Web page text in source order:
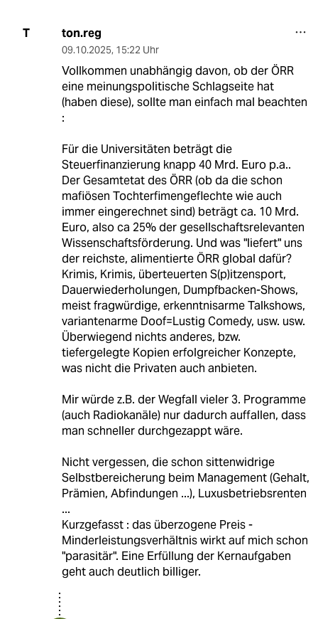
T ton.reg
09.10.2025, 15:22 Uhr
Vollkommen unabhängig davon, ob der ÖRR
eine meinungspolitische Schlagseite hat
(haben diese), sollte man einfach mal beachten
:
Für die Universitäten beträgt die
Steuerfinanzierung knapp 40 Mrd. Euro p.a..
Der Gesamtetat des ÖRR (ob da die schon
mafiösen Tochterfimengeflechte wie auch
immer eingerechnet sind) beträgt ca. 10 Mrd.
Euro, also ca 25% der gesellschaftsrelevanten
Wissenschaftsförderung. Und was "liefert" uns
der reichste, alimentierte ÖRR global dafür?
Krimis, Krimis, überteuerten S(p)itzensport,
Dauerwiederholungen, Dumpfbacken-Shows,
meist fragwürdige, erkenntnisarme Talkshows,
variantenarme Doof=Lustig Comedy, usw. usw.
Überwiegend nichts anderes, bzw.
tiefergelegte Kopien erfolgreicher Konzepte,
was nicht die Privaten auch anbieten.
Mir würde z.B. der Wegfall vieler 3. Programme
(auch Radiokanäle) nur dadurch auffallen, dass
man schneller durchgezappt wäre.
Nicht vergessen, die schon sittenwidrige
Selbstbereicherung beim Management (Gehalt,
Prämien, Abfindungen ...), Luxusbetriebsrenten
...
Kurzgefasst : das überzogene Preis -
Minderleistungsverhältnis wirkt auf mich schon
"parasitär". Eine Erfüllung der Kernaufgaben
geht auch deutlich billiger.